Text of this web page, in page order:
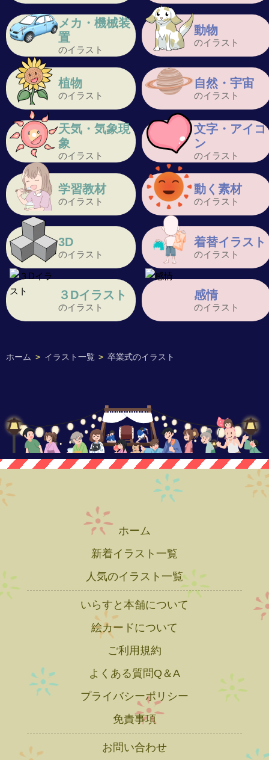
ホーム > イラスト一覧 > 卒業式のイラスト
メカ・機械装
置
のイラスト
動物
のイラスト
植物
のイラスト
自然・宇宙
のイラスト
天気・気象現
象
のイラスト
文字・アイコ
ン
のイラスト
学習教材
のイラスト
動く素材
のイラスト
3D
のイラスト
着替イラスト
のイラスト
３Dイラスト
のイラスト
感情
のイラスト
ホーム
新着イラスト一覧
人気のイラスト一覧
いらすと本舗について
絵カードについて
ご利用規約
よくある質問Q＆A
プライバシーポリシー
免責事項
お問い合わせ